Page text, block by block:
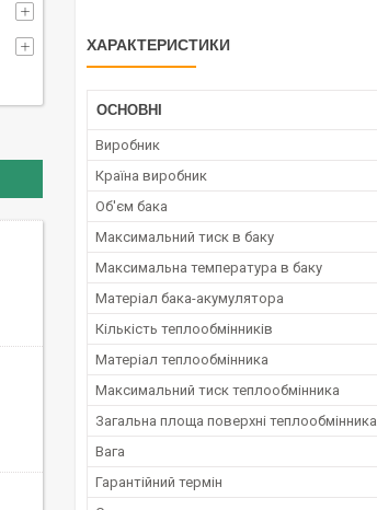
ХАРАКТЕРИСТИКИ
ОСНОВНІ
Виробник
Країна виробник
Об'єм бака
Максимальний тиск в баку
Максимальна температура в баку
Матеріал бака-акумулятора
Кількість теплообмінників
Матеріал теплообмінника
Максимальний тиск теплообмінника
Загальна площа поверхні теплообмінника
Вага
Гарантійний термін